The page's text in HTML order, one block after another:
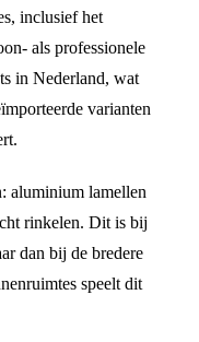
inclusief het
als professionele
in Nederland, wat
varianten
aluminium lamellen
rinkelen. Dit is bij
dan bij de bredere
speelt dit